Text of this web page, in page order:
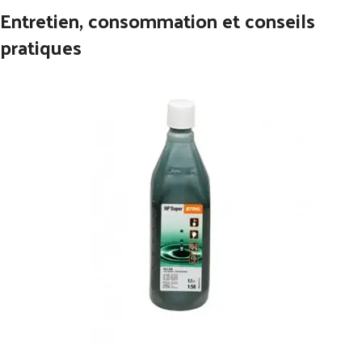
Entretien, consommation et conseils
pratiques